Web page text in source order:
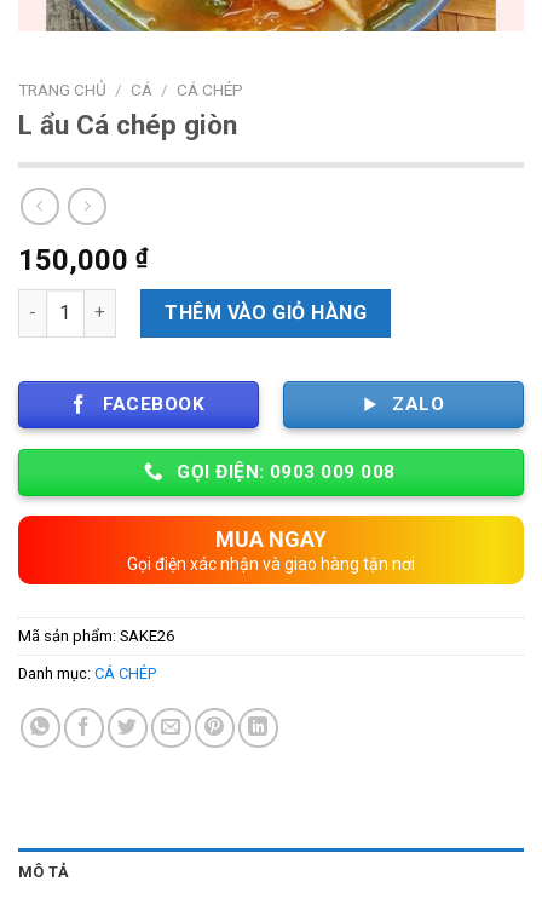
TRANG CHỦ / CÁ / CÁ CHÉP
L ẩu Cá chép giòn
150,000 ₫
Số lượng THÊM VÀO GIỎ HÀNG
FACEBOOK ZALO
GỌI ĐIỆN: 0903 009 008
MUA NGAY
Gọi điện xác nhận và giao hàng tận nơi
Mã sản phẩm: SAKE26
Danh mục: CÁ CHÉP
MÔ TẢ